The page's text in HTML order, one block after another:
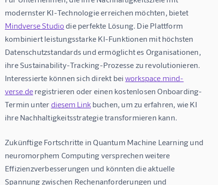
modernster KI-Technologie erreichen möchten, bietet
Mindverse Studio die perfekte Lösung. Die Plattform
kombiniert leistungsstarke KI-Funktionen mit höchsten
Datenschutzstandards und ermöglicht es Organisationen,
ihre Sustainability-Tracking-Prozesse zu revolutionieren.
Interessierte können sich direkt bei workspace.mind-
verse.de registrieren oder einen kostenlosen Onboarding-
Termin unter diesem Link buchen, um zu erfahren, wie KI
ihre Nachhaltigkeitsstrategie transformieren kann.
Zukünftige Fortschritte in Quantum Machine Learning und
neuromorphem Computing versprechen weitere
Effizienzverbesserungen und könnten die aktuelle
Spannung zwischen Rechenanforderungen und